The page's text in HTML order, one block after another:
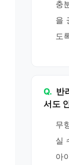
충
을
도
Q. 반
서도
무
실
아